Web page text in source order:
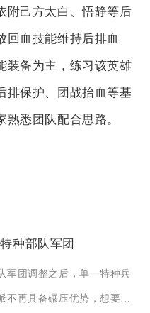
附己方太白、悟静等后
回血技能维持后排血
装备为主，练习该英雄
排保护、团战抬血等基
悉团队配合思路。
种部队军团
军团调整之后，单一特种兵
不再具备碾压优势，想要发